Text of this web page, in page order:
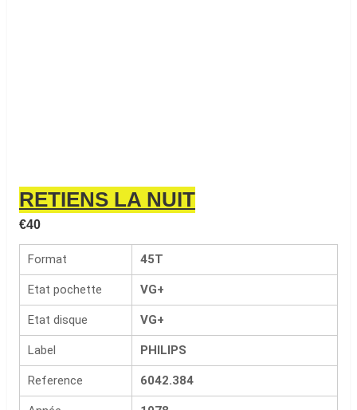
RETIENS LA NUIT
€40
Format 45T
Etat pochette VG+
Etat disque VG+
Label PHILIPS
Reference 6042.384